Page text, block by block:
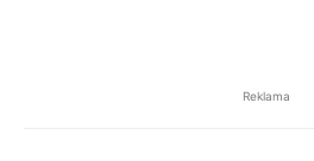
Reklama